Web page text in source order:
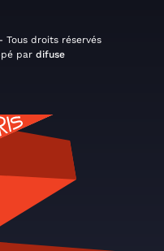
Tous droits réservés
par difuse